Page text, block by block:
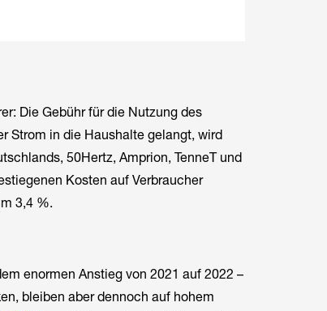
Die Gebühr für die Nutzung des
Strom in die Haushalte gelangt, wird
50Hertz, Amprion, TenneT und
Kosten auf Verbraucher
3,4 %.
enormen Anstieg von 2021 auf 2022 –
bleiben aber dennoch auf hohem